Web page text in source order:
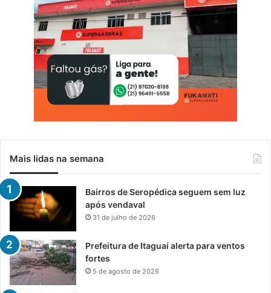
Mais lidas na semana
Bairros de Seropédica seguem sem luz
após vendaval
31 de julho de 2026
Prefeitura de Itaguaí alerta para ventos
fortes
5 de agosto de 2026